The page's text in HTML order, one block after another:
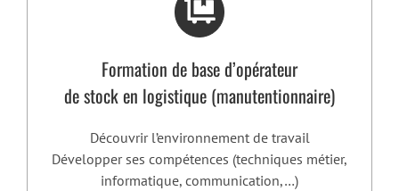
Formation de base d’opérateur
de stock en logistique (manutentionnaire)
Découvrir l’environnement de travail
Développer ses compétences (techniques métier,
informatique, communication,…)